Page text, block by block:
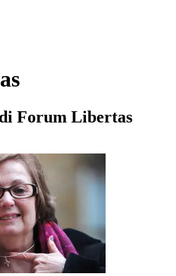
Forum Libertas